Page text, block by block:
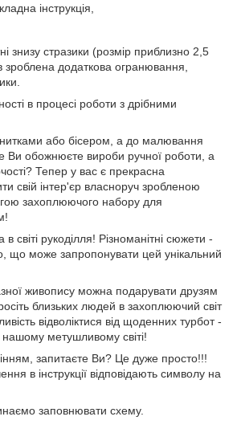
інструкція,
знизу стразики (розмір приблизно 2,5
зроблена додаткова огранювання,
в процесі роботи з дрібними
або бісером, а до малювання
Ви обожнюєте вироби ручної роботи, а
Тепер у вас є прекрасна
свій інтер'єр власноруч зробленою
захоплюючого набору для
світі рукоділля! Різноманітні сюжети -
що може запропонувати цей унікальний
живопису можна подарувати друзям
близьких людей в захоплюючий світ
відволіктися від щоденних турбот -
метушливому світі!
запитаєте Ви? Це дуже просто!!!
в інструкції відповідають символу на
заповнювати схему.